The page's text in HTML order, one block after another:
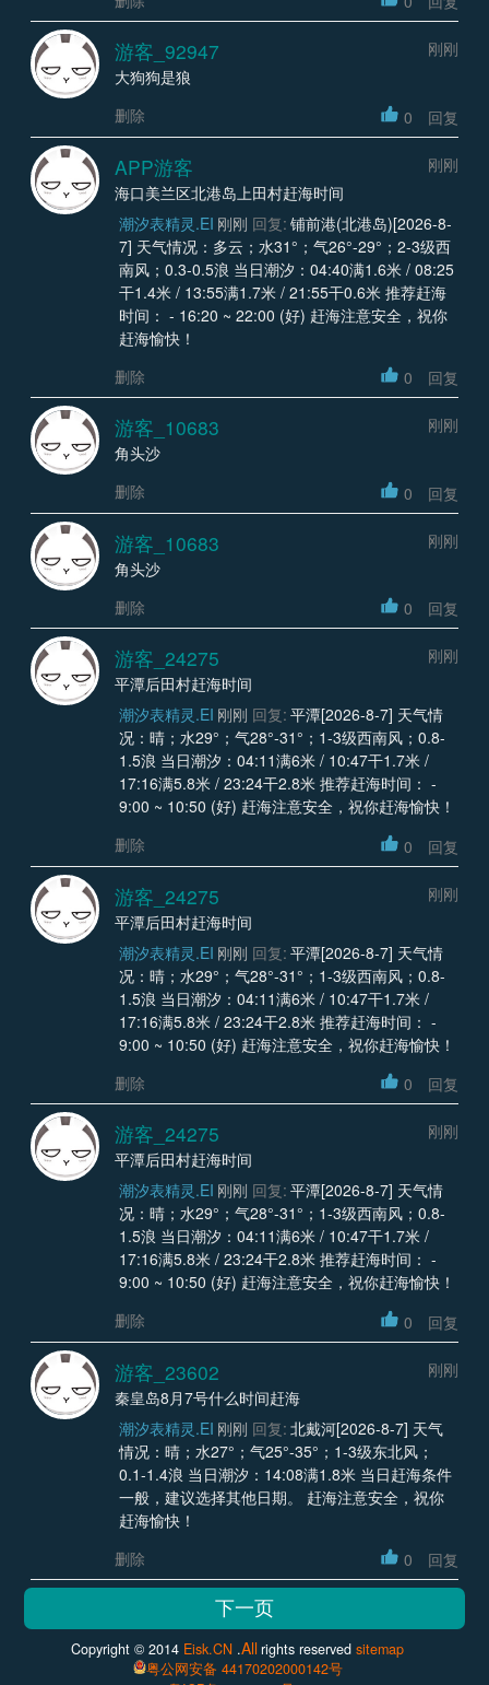
游客_92947
刚刚
大狗狗是狼
删除
0 回复
APP游客
刚刚
海口美兰区北港岛上田村赶海时间
潮汐表精灵.EI 刚刚 回复: 铺前港(北港岛)[2026-8-
7] 天气情况：多云；水31°；气26°-29°；2-3级西
南风；0.3-0.5浪 当日潮汐：04:40满1.6米 / 08:25
干1.4米 / 13:55满1.7米 / 21:55干0.6米 推荐赶海
时间： - 16:20 ~ 22:00 (好) 赶海注意安全，祝你
赶海愉快！
删除
0 回复
游客_10683
刚刚
角头沙
删除
0 回复
游客_10683
刚刚
角头沙
删除
0 回复
游客_24275
刚刚
平潭后田村赶海时间
潮汐表精灵.EI 刚刚 回复: 平潭[2026-8-7] 天气情
况：晴；水29°；气28°-31°；1-3级西南风；0.8-
1.5浪 当日潮汐：04:11满6米 / 10:47干1.7米 /
17:16满5.8米 / 23:24干2.8米 推荐赶海时间： -
9:00 ~ 10:50 (好) 赶海注意安全，祝你赶海愉快！
删除
0 回复
游客_24275
刚刚
平潭后田村赶海时间
潮汐表精灵.EI 刚刚 回复: 平潭[2026-8-7] 天气情
况：晴；水29°；气28°-31°；1-3级西南风；0.8-
1.5浪 当日潮汐：04:11满6米 / 10:47干1.7米 /
17:16满5.8米 / 23:24干2.8米 推荐赶海时间： -
9:00 ~ 10:50 (好) 赶海注意安全，祝你赶海愉快！
删除
0 回复
游客_24275
刚刚
平潭后田村赶海时间
潮汐表精灵.EI 刚刚 回复: 平潭[2026-8-7] 天气情
况：晴；水29°；气28°-31°；1-3级西南风；0.8-
1.5浪 当日潮汐：04:11满6米 / 10:47干1.7米 /
17:16满5.8米 / 23:24干2.8米 推荐赶海时间： -
9:00 ~ 10:50 (好) 赶海注意安全，祝你赶海愉快！
删除
0 回复
游客_23602
刚刚
秦皇岛8月7号什么时间赶海
潮汐表精灵.EI 刚刚 回复: 北戴河[2026-8-7] 天气
情况：晴；水27°；气25°-35°；1-3级东北风；
0.1-1.4浪 当日潮汐：14:08满1.8米 当日赶海条件
一般，建议选择其他日期。 赶海注意安全，祝你
赶海愉快！
删除
0 回复
Copyright © 2014 Eisk.CN .Allrights reservedsitemap
粤公网安备 44170202000142号